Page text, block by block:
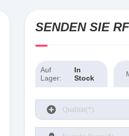
SENDEN SIE
Auf
Lager:
In
Stock